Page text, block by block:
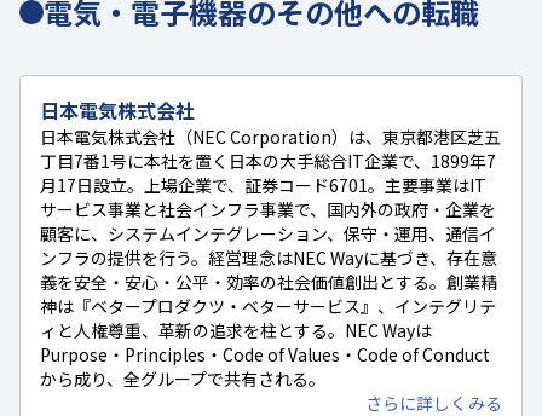
電気・電子機器のその他への転職
日本電気株式会社
日本電気株式会社（NEC Corporation）は、東京都港区芝五
丁目7番1号に本社を置く日本の大手総合IT企業で、1899年7
月17日設立。上場企業で、証券コード6701。主要事業はIT
サービス事業と社会インフラ事業で、国内外の政府・企業を
顧客に、システムインテグレーション、保守・運用、通信イ
ンフラの提供を行う。経営理念はNEC Wayに基づき、存在意
義を安全・安心・公平・効率の社会価値創出とする。創業精
神は『ベタープロダクツ・ベターサービス』、インテグリテ
ィと人権尊重、革新の追求を柱とする。NEC Wayは
Purpose・Principles・Code of Values・Code of Conduct
から成り、全グループで共有される。
さらに詳しくみる